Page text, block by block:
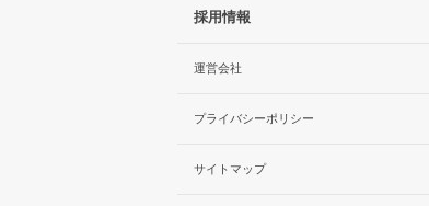
採用情報
運営会社
プライバシーポリシー
サイトマップ